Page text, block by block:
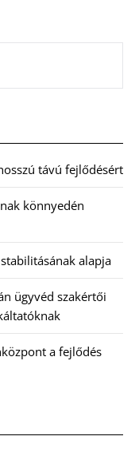
távú fejlődésért
könnyedén
alapja
ügyvéd szakértői
a fejlődés